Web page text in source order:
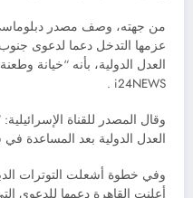
من جهته، وصف مصدر دبلوماسي
عزمها التدخل دعما لدعوى
العدل الدولية، بأنه “خيانة
i24NEWS .
وقال المصدر للقناة
العدل الدولية بعد المساعدة في
وفي خطوة أشعلت التوترات
أعلنت القاهرة دعمها للدعوى